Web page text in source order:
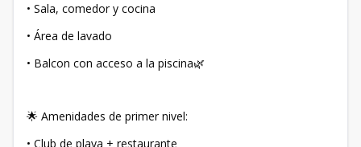
• Sala, comedor y cocina
• Área de lavado
• Balcon con acceso a la piscina🌿
🌟 Amenidades de primer nivel:
• Club de playa + restaurante